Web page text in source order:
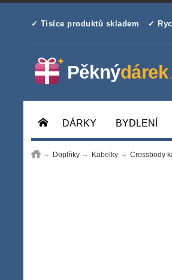
✓ Tisíce produktů skladem ✓
DÁRKY BYDLENÍ
Doplňky Kabelky Crossbody